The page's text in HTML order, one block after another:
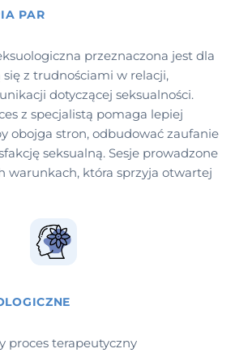
PAR
przeznaczona jest dla
z trudnościami w relacji,
dotyczącej seksualności.
z specjalistą pomaga lepiej
obojga stron, odbudować zaufanie
seksualną. Sesje prowadzone
warunkach, która sprzyja otwartej
proces terapeutyczny